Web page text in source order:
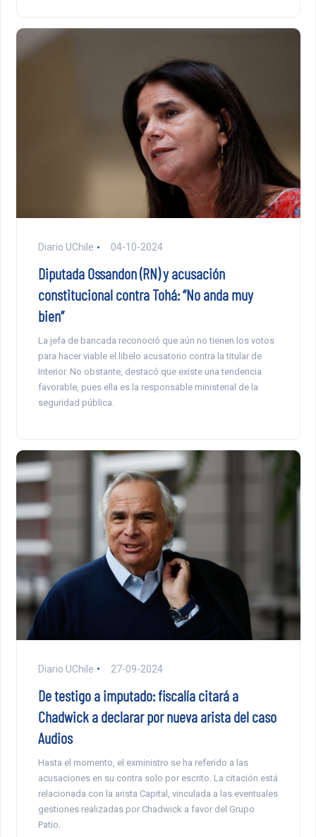
Diario UChile 04-10-2024
Diputada Ossandon (RN) y acusación
constitucional contra Tohá: “No anda muy
bien”
La jefa de bancada reconoció que aún no tienen los votos
para hacer viable el libelo acusatorio contra la titular de
Interior. No obstante, destacó que existe una tendencia
favorable, pues ella es la responsable ministerial de la
seguridad pública.
Diario UChile 27-09-2024
De testigo a imputado: fiscalía citará a
Chadwick a declarar por nueva arista del caso
Audios
Hasta el momento, el exministro se ha referido a las
acusaciones en su contra solo por escrito. La citación está
relacionada con la arista Capital, vinculada a las eventuales
gestiones realizadas por Chadwick a favor del Grupo
Patio.